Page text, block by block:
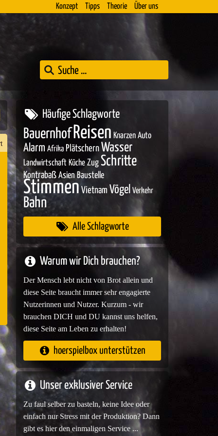
Konzept Tipps Theorie Über uns
Häufige Schlagworte
Bauernhof Reisen Knarzen Auto
Alarm Afrika Plätschern Wasser
Landwirtschaft Küche Zug Schritte
Kontrabaß Asien Baustelle
Stimmen Vietnam Vögel Verkehr
Bahn
Alle Schlagworte
Warum wir Dich brauchen?
Der Mensch lebt nicht von Brot allein und
diese Seite braucht immer sehr engagierte
Nutzerinnen und Nutzer. Kurzum - wir
brauchen DICH und DU kannst uns helfen,
diese Seite am Leben zu erhalten!
hoerspielbox unterstützen
Unser exklusiver Service
Zu faul selber zu basteln, keine Idee oder
einfach nur Stress mit der Produktion? Dann
gibt es hier den einmaligen Service ...